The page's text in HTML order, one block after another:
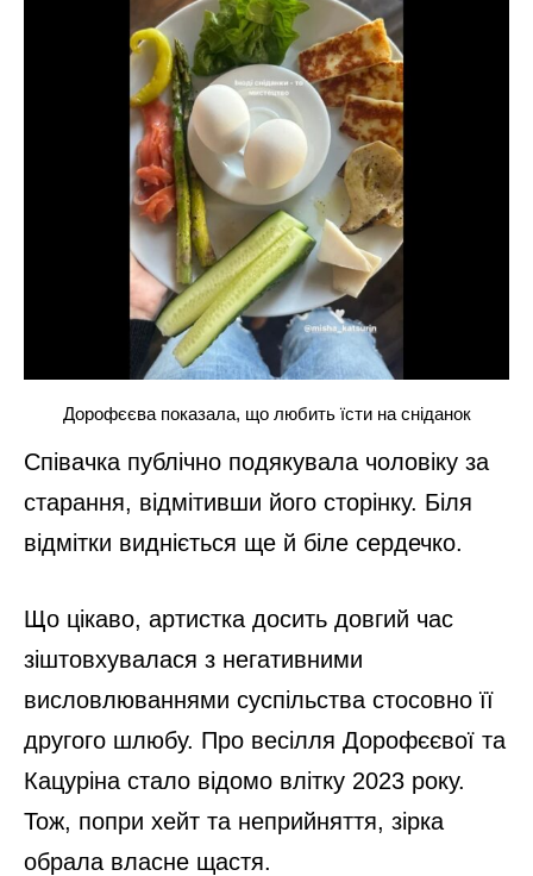
Дорофєєва показала, що любить їсти на сніданок
Співачка публічно подякувала чоловіку за
старання, відмітивши його сторінку. Біля
відмітки видніється ще й біле сердечко.
Що цікаво, артистка досить довгий час
зіштовхувалася з негативними
висловлюваннями суспільства стосовно її
другого шлюбу. Про весілля Дорофєєвої та
Кацуріна стало відомо влітку 2023 року.
Тож, попри хейт та неприйняття, зірка
обрала власне щастя.